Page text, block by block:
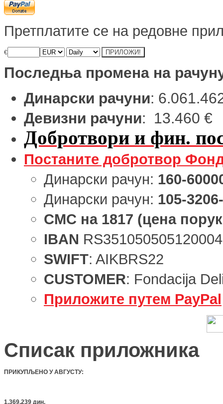
Претплатите се на редовне
€
Последња промена на
Динарски рачуни:
Девизни рачуни: 13.460 €
Добротвори и фин.
Постаните добротвор
Динарски рачун: 160-
Динарски рачун: 105-
СМС на 1817 (цена
IBAN
SWIFT: AIKBRS22
CUSTOMER: Fondacija
Приложите путем PayPal
Списак приложника
ПРИКУПЉЕНО У АВГУСТУ:
1.369.239 дин.